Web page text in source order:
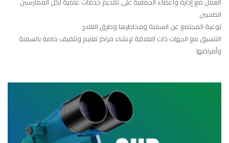
الصحيين
توعية المجتمع عن السمنة ومخاطرها وطرق العلاج
التنسيق مع الجهات ذات العلاقة لإنشاء مراكز تعليم وتثقيف خاصة بالسمنة
وأمراضها